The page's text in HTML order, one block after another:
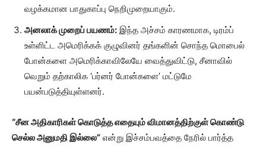
வழக்கமான பாதுகாப்பு நெறிமுறையாகும்.
அனலாக் முறைப் பயணம்: இந்த அச்சம் காரணமாக, டிரம்ப்
உள்ளிட்ட அமெரிக்கக் குழுவினர் தங்களின் சொந்த மொபைல்
போன்களை அமெரிக்காவிலேயே வைத்துவிட்டு, சீனாவில்
வெறும் தற்காலிக ‘பர்னர் போன்களை’ மட்டுமே
பயன்படுத்தியுள்ளனர்.
“சீன அதிகாரிகள் கொடுத்த எதையும் விமானத்திற்குள் கொண்டு
செல்ல அனுமதி இல்லை” என்று இச்சம்பவத்தை நேரில் பார்த்த